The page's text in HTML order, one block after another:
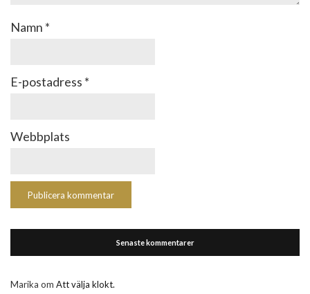
Namn *
E-postadress *
Webbplats
Senaste kommentarer
Marika om Att välja klokt.